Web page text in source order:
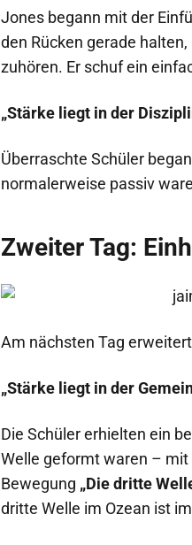
Jones begann mit der
den Rücken gerade
zuhören. Er schuf ein
„Stärke liegt in der
Überraschte Schüler
normalerweise passiv
Zweiter Tag:
Am nächsten Tag
„Stärke liegt in der
Die Schüler erhielten ein
Welle geformt waren – mit
Bewegung „Die dritte
dritte Welle im Ozean ist